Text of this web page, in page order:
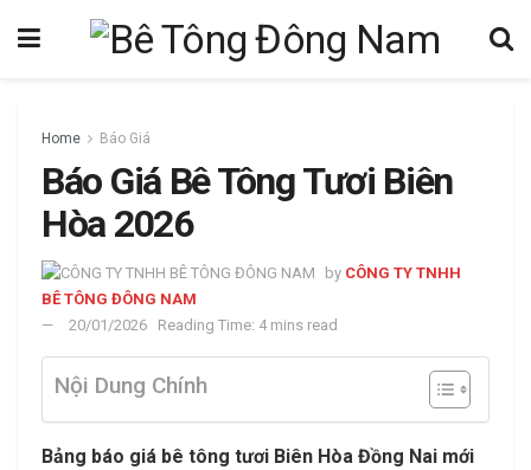
Home Báo Giá
Báo Giá Bê Tông Tươi Biên
Hòa 2026
by CÔNG TY TNHH
BÊ TÔNG ĐÔNG NAM
20/01/2026
Reading Time: 4 mins read
Nội Dung Chính
Bảng báo giá bê tông tươi Biên Hòa Đồng Nai mới